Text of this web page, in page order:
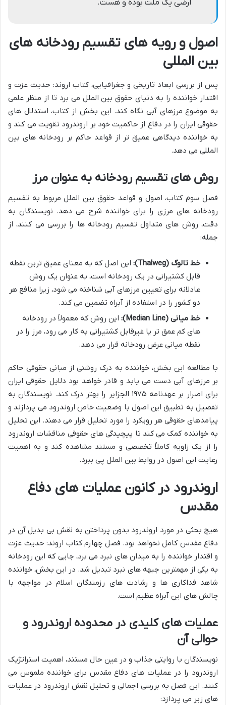
ارضی یک ملت بوده و هست.
اصول و رویه های تقسیم رودخانه های
بین المللی
پس از بررسی ابعاد تاریخی و جغرافیایی، کتاب اروند: حدیث عزت و
اقتدار خواننده را به دنیای حقوق بین الملل می برد تا از منظر علمی
به موضوع مرزهای آبی نگاه کند. این بخش از کتاب، استدلال های
حقوقی ایران را در دفاع از حاکمیت خود بر اروندرود تقویت می کند و
به خواننده دیدگاهی عمیق تر از قواعد حاکم بر رودخانه های بین
المللی می دهد.
روش های تقسیم رودخانه به عنوان مرز
فصل سوم کتاب، اصول و قواعد حقوق بین الملل مربوط به تقسیم
رودخانه های مرزی را برای خواننده شرح می دهد. نویسندگان به
دقت، روش های متداول تقسیم رودخانه ها را بررسی می کنند، از
جمله:
خط تالوگ (Thalweg):
این اصل که به معنای عمیق ترین نقطه
قابل کشتیرانی در یک رودخانه است، به عنوان یک روش
عادلانه برای تعیین مرزهای آبی شناخته می شود، زیرا منافع هر
دو کشور را در استفاده از آبراه تضمین می کند.
خط میانی (Median Line):
این روش که معمولاً در رودخانه
های کم عمق تر یا غیرقابل کشتیرانی به کار می رود، مرز را در
نقطه میانی عرض رودخانه قرار می دهد.
با مطالعه این بخش، خواننده به درک روشنی از مبانی حقوقی حاکم
بر مرزهای آبی دست می یابد و قادر خواهد بود دلایل حقوقی ایران
برای اصرار بر عهدنامه ۱۹۷۵ الجزایر را بهتر درک کند. نویسندگان به
تفصیل به تطبیق این اصول با وضعیت خاص اروندرود می پردازند و
پیامدهای حقوقی هر رویکرد را مورد تحلیل قرار می دهند. این تحلیل
به خواننده کمک می کند تا پیچیدگی های حقوقی مناقشات اروندرود
را از یک زاویه کاملاً تخصصی و مستند مشاهده کند و به اهمیت
رعایت این اصول در روابط بین الملل پی ببرد.
اروندرود در کانون عملیات های دفاع
مقدس
هیچ بحثی در مورد اروندرود بدون پرداختن به نقش بی بدیل آن در
دفاع مقدس کامل نخواهد بود. فصل چهارم کتاب اروند: حدیث عزت
و اقتدار خواننده را به میدان های نبرد می برد، جایی که این رودخانه
به یکی از مهمترین جبهه های نبرد تبدیل شد. در این بخش، خواننده
شاهد فداکاری ها و رشادت های رزمندگان اسلام در مواجهه با
چالش های این آبراه عظیم است.
عملیات های کلیدی در محدوده اروندرود و
حوالی آن
نویسندگان با روایتی جذاب و در عین حال مستند، اهمیت استراتژیک
اروندرود را در عملیات های دفاع مقدس برای خواننده ملموس می
کنند. این فصل به بررسی اجمالی و تحلیل نقش اروندرود در عملیات
های زیر می پردازد: